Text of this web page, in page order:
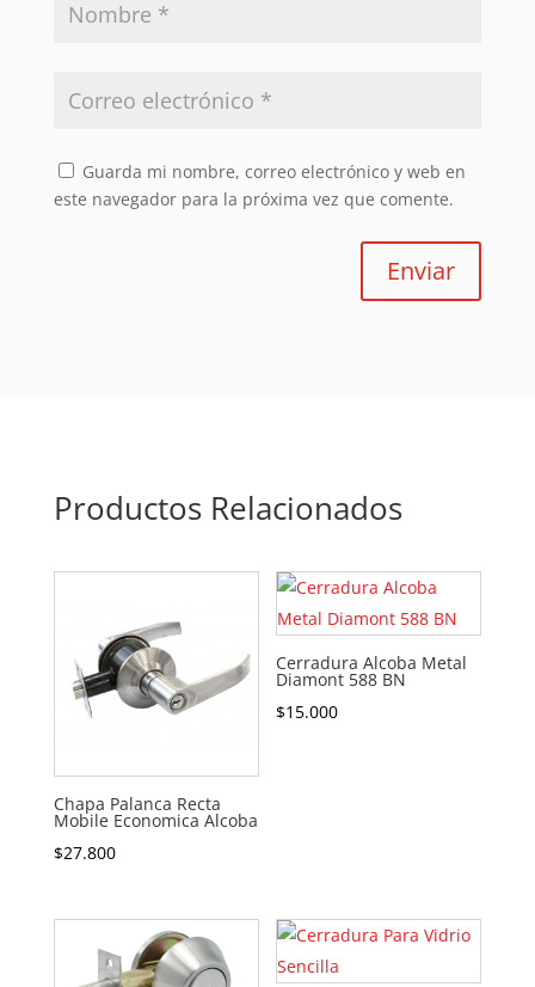
Guarda mi nombre, correo electrónico y web en
este navegador para la próxima vez que comente.
Enviar
Productos Relacionados
Chapa Palanca Recta
Mobile Economica Alcoba
$27.800
Cerradura Alcoba Metal
Diamont 588 BN
$15.000